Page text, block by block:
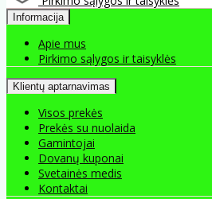
Informacija
Apie mus
Pirkimo sąlygos ir taisyklės
Klientų aptarnavimas
Visos prekės
Prekės su nuolaida
Gamintojai
Dovanų kuponai
Svetainės medis
Kontaktai